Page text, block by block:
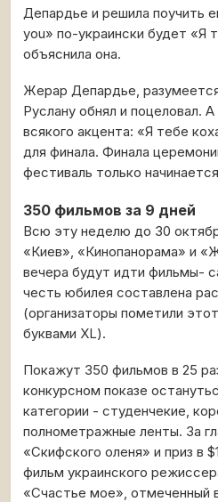
Депардье и решила поучить
you» по-украински будет «Я
объяснила она.
Жерар Депардье,
Руслану обнял и поцеловал.
всякого акцента: «Я тебе
для финала. Финала
фестиваль только
350 фильмов за 9 дней
Всю эту неделю до 30
«Киев», «Кинопанорама» и
вечера будут идти фильмы-
честь юбилея составлена
(организаторы пометили
буквами ХL).
Покажут 350 фильмов в 25
конкурсном показе
категории - студенчекие,
полнометражные ленты. За
«Скифского оленя» и приз в
фильм украинского
«Счастье мое», отмеченный